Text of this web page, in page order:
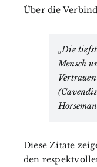
Über die
„Die
Mensch
Diese Zitate
den